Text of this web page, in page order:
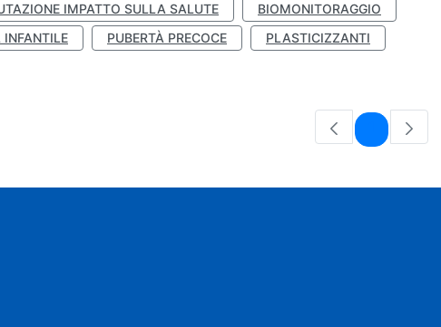
IMPATTO SULLA SALUTE
BIOMONITORAGGIO
INFANTILE PUBERTÀ PRECOCE
PLASTICIZZANTI
Pagina